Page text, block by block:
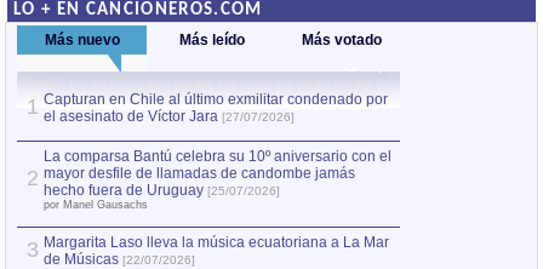
LO + EN CANCIONEROS.COM
Más nuevo Más leído Más votado
1 Capturan en Chile al último exmilitar condenado por
el asesinato de Víctor Jara [27/07/2026]
2
La comparsa Bantú celebra su 10º aniversario con el
mayor desfile de llamadas de candombe jamás
hecho fuera de Uruguay [25/07/2026]
por Manel Gausachs
3 Margarita Laso lleva la música ecuatoriana a La Mar
de Músicas [22/07/2026]